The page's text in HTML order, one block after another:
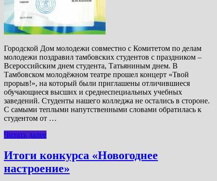
Городской Дом молодежи совместно с Комитетом по делам
молодежи поздравил тамбовских студентов с праздником –
Всероссийским днем студента, Татьяниным днем. В
Тамбовском молодёжном театре прошел концерт «Твой
прорыв!», на который были приглашены отличившиеся
обучающиеся высших и среднеспециальных учебных
заведений. Студенты нашего колледжа не остались в стороне.
С самыми теплыми напутственными словами обратилась к
студентом от …
Читать далее
Итоги конкурса «Новогоднее
настроение»